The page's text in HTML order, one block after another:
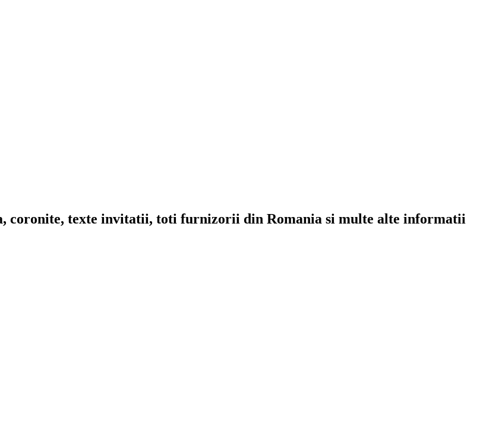
coronite, texte invitatii, toti furnizorii din Romania si multe alte informatii